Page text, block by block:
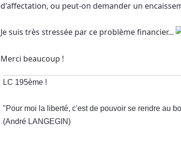
d'affectation, ou peut-on demander un
Je suis très stressée par ce problème financier...
Merci beaucoup !
LC 195ème !
"Pour moi la liberté, c'est de pouvoir se rendre au
(André LANGEGIN)